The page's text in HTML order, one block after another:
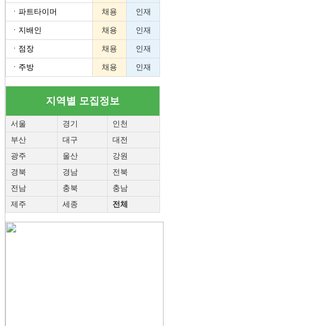
ㆍ 파트타이머 채용 인재
ㆍ 지배인 채용 인재
ㆍ 점장 채용 인재
ㆍ 주방 채용 인재
지역별 모집정보
서울 경기
인천
부산
대구
대전
광주
울산
강원
경북
경남
전북
전남
충북
충남
제주
세종 전체